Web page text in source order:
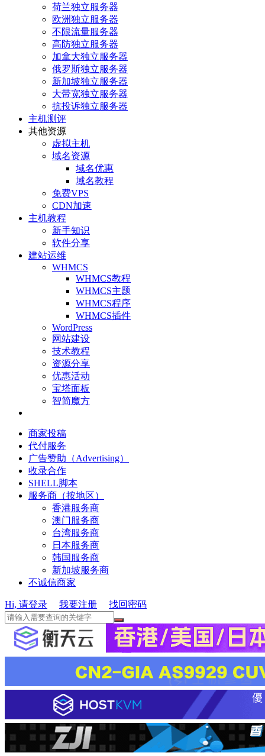
荷兰独立服务器
欧洲独立服务器
不限流量服务器
高防独立服务器
加拿大独立服务器
俄罗斯独立服务器
新加坡独立服务器
大带宽独立服务器
抗投诉独立服务器
主机测评
其他资源
虚拟主机
域名资源
域名优惠
域名教程
免费VPS
CDN加速
主机教程
新手知识
软件分享
建站运维
WHMCS
WHMCS教程
WHMCS主题
WHMCS程序
WHMCS插件
WordPress
网站建设
技术教程
资源分享
优惠活动
宝塔面板
智简魔方
商家投稿
代付服务
广告赞助（Advertising）
收录合作
SHELL脚本
服务商（按地区）
香港服务商
澳门服务商
台湾服务商
日本服务商
韩国服务商
新加坡服务商
不诚信商家
Hi, 请登录 我要注册 找回密码